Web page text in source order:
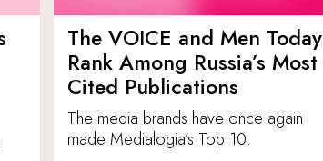
The VOICE and Men Today
Rank Among Russia’s Most
Cited Publications
The media brands have once again
made Medialogia’s Top 10.